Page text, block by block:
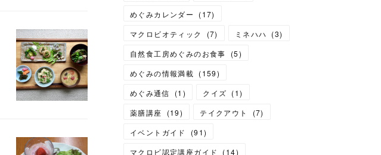
めぐみカレンダー
(17)
マクロビオティック
(7) ミネハハ (3)
自然食工房めぐみのお食事
(5)
めぐみの情報満載 (159)
めぐみ通信
(1 ) クイズ (1)
薬膳講座
(19) テイクアウト (7)
イベントガイド
(91)
マクロビ認定講座ガイド
(14)